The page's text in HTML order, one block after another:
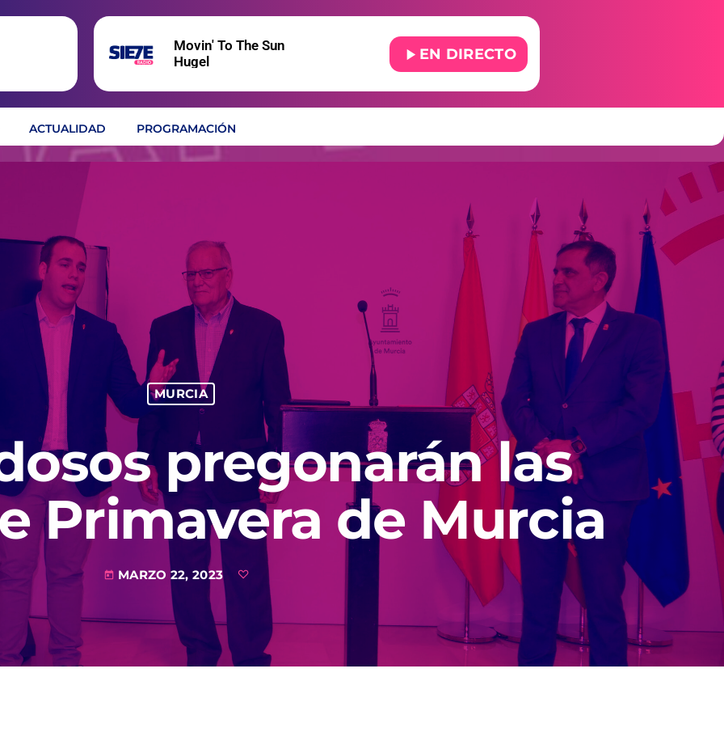
Movin' To The Sun
Hugel
play_arrow EN DIRECTO
ACTUALIDAD PROGRAMACIÓN
MURCIA
pregonarán las
Primavera de Murcia
today MARZO 22, 2023